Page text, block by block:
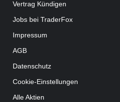
Vertrag Kündigen
Jobs bei TraderFox
Impressum
AGB
Datenschutz
Cookie-Einstellungen
Alle Aktien